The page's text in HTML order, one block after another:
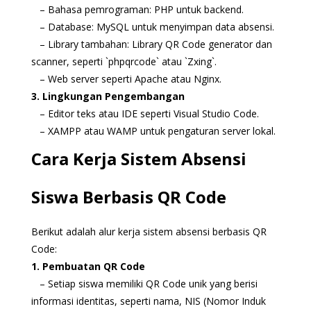
– Bahasa pemrograman: PHP untuk backend.
– Database: MySQL untuk menyimpan data absensi.
– Library tambahan: Library QR Code generator dan
scanner, seperti `phpqrcode` atau `Zxing`.
– Web server seperti Apache atau Nginx.
3. Lingkungan Pengembangan
– Editor teks atau IDE seperti Visual Studio Code.
– XAMPP atau WAMP untuk pengaturan server lokal.
Cara Kerja Sistem Absensi
Siswa Berbasis QR Code
Berikut adalah alur kerja sistem absensi berbasis QR
Code:
1. Pembuatan QR Code
– Setiap siswa memiliki QR Code unik yang berisi
informasi identitas, seperti nama, NIS (Nomor Induk